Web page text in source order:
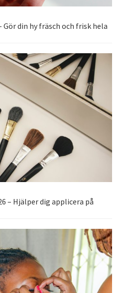
Gör din hy fräsch och frisk hela
– Hjälper dig applicera på